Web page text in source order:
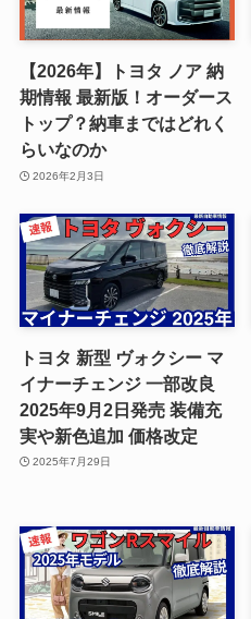
【2026年】トヨタ ノア 納
期情報 最新版！オーダース
トップ？納車まではどれく
らいなのか
2026年2月3日
トヨタ 新型 ヴォクシー マ
イナーチェンジ 一部改良
2025年9月2日発売 装備充
実や新色追加 価格改定
2025年7月29日